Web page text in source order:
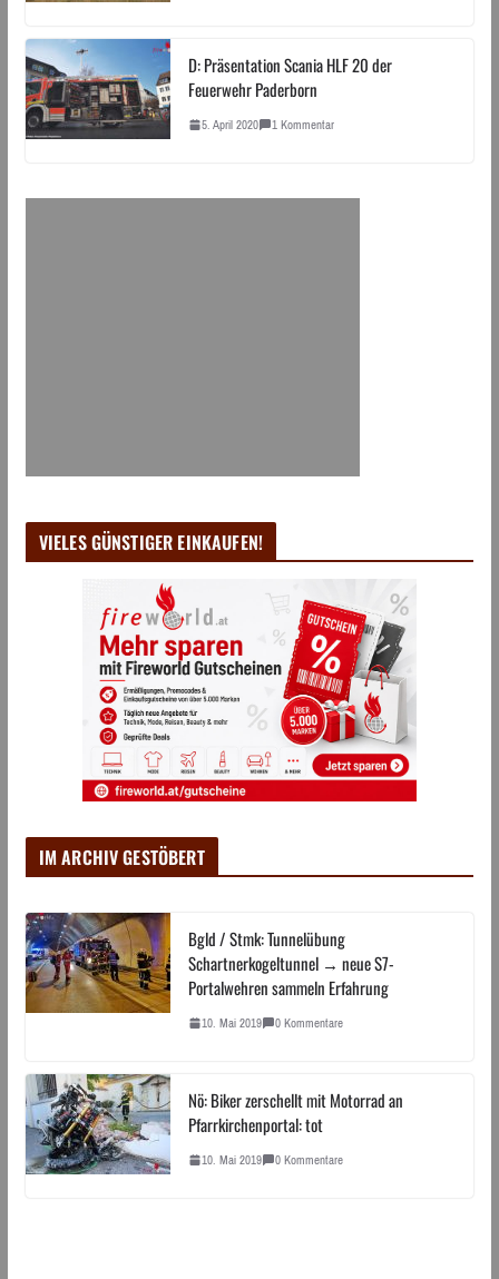
D: Präsentation Scania HLF 20 der
Feuerwehr Paderborn
5. April 2020 1 Kommentar
VIELES GÜNSTIGER EINKAUFEN!
IM ARCHIV GESTÖBERT
Bgld / Stmk: Tunnelübung
Schartnerkogeltunnel → neue S7-
Portalwehren sammeln Erfahrung
10. Mai 2019 0 Kommentare
Nö: Biker zerschellt mit Motorrad an
Pfarrkirchenportal: tot
10. Mai 2019 0 Kommentare